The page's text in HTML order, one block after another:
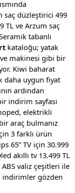
saç düzleştirici 499
TL ve Arzum saç
tabanlı
kataloğu; yatak
makinesi gibi bir
Kiwi baharat
daha uygun fiyat
ardından
indirim sayfası
elektrikli
araç bulmanız
3 farklı ürün
65” TV için 30.999
akıllı tv 13.499 TL
valiz çeşitleri ile
indirimler gözden